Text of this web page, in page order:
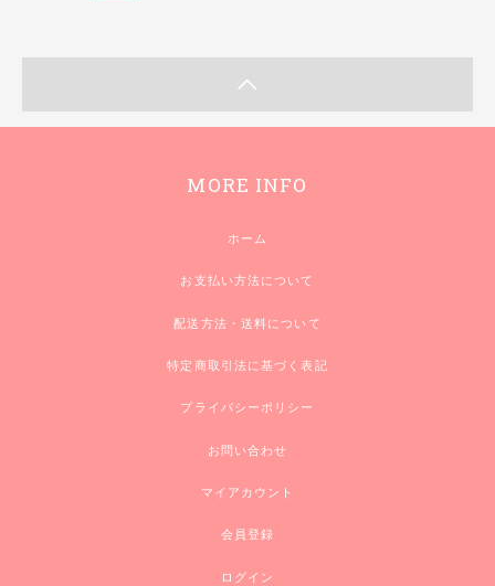
MORE INFO
ホーム
お支払い方法について
配送方法・送料について
特定商取引法に基づく表記
プライバシーポリシー
お問い合わせ
マイアカウント
会員登録
ログイン